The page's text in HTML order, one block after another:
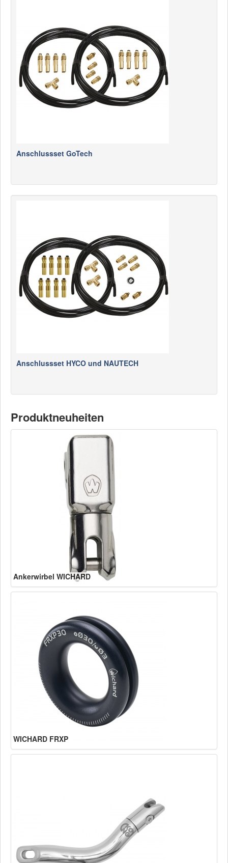
Anschlussset GoTech
Anschlussset HYCO und NAUTECH
Produktneuheiten
Ankerwirbel WICHARD
WICHARD FRXP